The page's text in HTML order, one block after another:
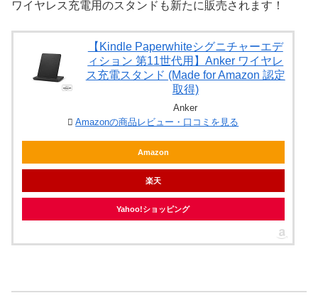
ワイヤレス充電用のスタンドも新たに販売されます！
【Kindle Paperwhiteシグニチャーエデ
ィション 第11世代用】Anker ワイヤレ
ス充電スタンド (Made for Amazon 認定
取得)
Anker
Amazonの商品レビュー・口コミを見る
Amazon
楽天
Yahoo!ショッピング